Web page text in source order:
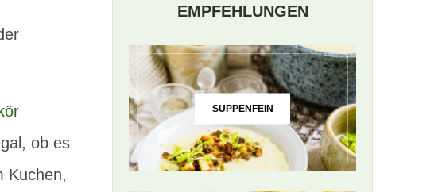
ob es
Kuchen,
EMPFEHLUNGEN
SUPPENFEIN